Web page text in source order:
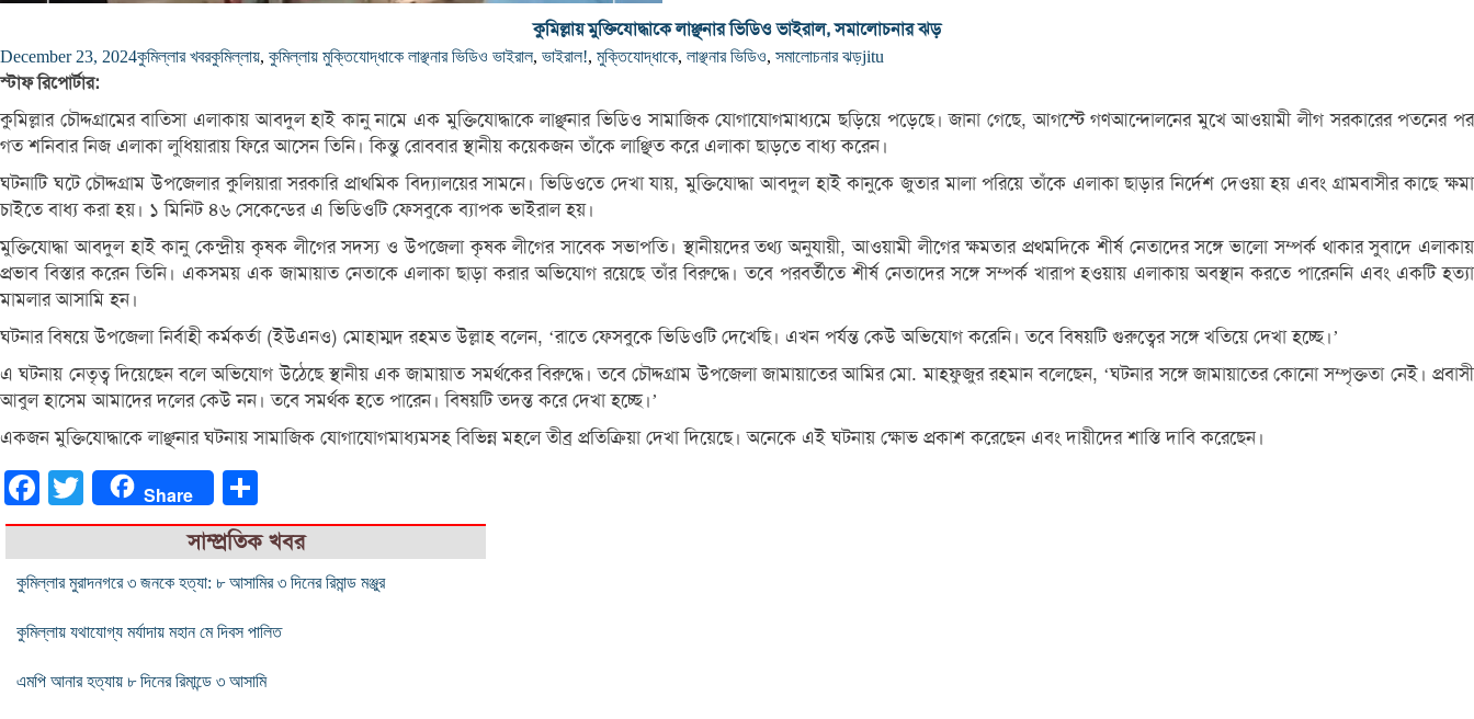
কুমিল্লায় মুক্তিযোদ্ধাকে লাঞ্ছনার ভিডিও ভাইরাল, সমালোচনার ঝড়
December 23, 2024কুমিল্লার খবরকুমিল্লায়, কুমিল্লায় মুক্তিযোদ্ধাকে লাঞ্ছনার ভিডিও ভাইরাল, ভাইরাল!, মুক্তিযোদ্ধাকে, লাঞ্ছনার ভিডিও, সমালোচনার ঝড়jitu
স্টাফ রিপোর্টার:
কুমিল্লার চৌদ্দগ্রামের বাতিসা এলাকায় আবদুল হাই কানু নামে এক মুক্তিযোদ্ধাকে লাঞ্ছনার ভিডিও সামাজিক যোগাযোগমাধ্যমে ছড়িয়ে পড়েছে। জানা গেছে, আগস্টে গণআন্দোলনের মুখে আওয়ামী লীগ সরকারের পতনের পর
গত শনিবার নিজ এলাকা লুধিয়ারায় ফিরে আসেন তিনি। কিন্তু রোববার স্থানীয় কয়েকজন তাঁকে লাঞ্ছিত করে এলাকা ছাড়তে বাধ্য করেন।
ঘটনাটি ঘটে চৌদ্দগ্রাম উপজেলার কুলিয়ারা সরকারি প্রাথমিক বিদ্যালয়ের সামনে। ভিডিওতে দেখা যায়, মুক্তিযোদ্ধা আবদুল হাই কানুকে জুতার মালা পরিয়ে তাঁকে এলাকা ছাড়ার নির্দেশ দেওয়া হয় এবং গ্রামবাসীর কাছে ক্ষমা
চাইতে বাধ্য করা হয়। ১ মিনিট ৪৬ সেকেন্ডের এ ভিডিওটি ফেসবুকে ব্যাপক ভাইরাল হয়।
মুক্তিযোদ্ধা আবদুল হাই কানু কেন্দ্রীয় কৃষক লীগের সদস্য ও উপজেলা কৃষক লীগের সাবেক সভাপতি। স্থানীয়দের তথ্য অনুযায়ী, আওয়ামী লীগের ক্ষমতার প্রথমদিকে শীর্ষ নেতাদের সঙ্গে ভালো সম্পর্ক থাকার সুবাদে এলাকায়
প্রভাব বিস্তার করেন তিনি। একসময় এক জামায়াত নেতাকে এলাকা ছাড়া করার অভিযোগ রয়েছে তাঁর বিরুদ্ধে। তবে পরবর্তীতে শীর্ষ নেতাদের সঙ্গে সম্পর্ক খারাপ হওয়ায় এলাকায় অবস্থান করতে পারেননি এবং একটি হত্যা
মামলার আসামি হন।
ঘটনার বিষয়ে উপজেলা নির্বাহী কর্মকর্তা (ইউএনও) মোহাম্মদ রহমত উল্লাহ বলেন, ‘রাতে ফেসবুকে ভিডিওটি দেখেছি। এখন পর্যন্ত কেউ অভিযোগ করেনি। তবে বিষয়টি গুরুত্বের সঙ্গে খতিয়ে দেখা হচ্ছে।’
এ ঘটনায় নেতৃত্ব দিয়েছেন বলে অভিযোগ উঠেছে স্থানীয় এক জামায়াত সমর্থকের বিরুদ্ধে। তবে চৌদ্দগ্রাম উপজেলা জামায়াতের আমির মো. মাহফুজুর রহমান বলেছেন, ‘ঘটনার সঙ্গে জামায়াতের কোনো সম্পৃক্ততা নেই। প্রবাসী
আবুল হাসেম আমাদের দলের কেউ নন। তবে সমর্থক হতে পারেন। বিষয়টি তদন্ত করে দেখা হচ্ছে।’
একজন মুক্তিযোদ্ধাকে লাঞ্ছনার ঘটনায় সামাজিক যোগাযোগমাধ্যমসহ বিভিন্ন মহলে তীব্র প্রতিক্রিয়া দেখা দিয়েছে। অনেকে এই ঘটনায় ক্ষোভ প্রকাশ করেছেন এবং দায়ীদের শাস্তি দাবি করেছেন।
FacebookTwitter Share
সাম্প্রতিক খবর
কুমিল্লার মুরাদনগরে ৩ জনকে হত্যা: ৮ আসামির ৩ দিনের রিমান্ড মঞ্জুর
কুমিল্লায় যথাযোগ্য মর্যাদায় মহান মে দিবস পালিত
এমপি আনার হত্যায় ৮ দিনের রিমান্ডে ৩ আসামি